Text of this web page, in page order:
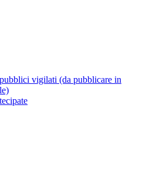
vigilati (da pubblicare in